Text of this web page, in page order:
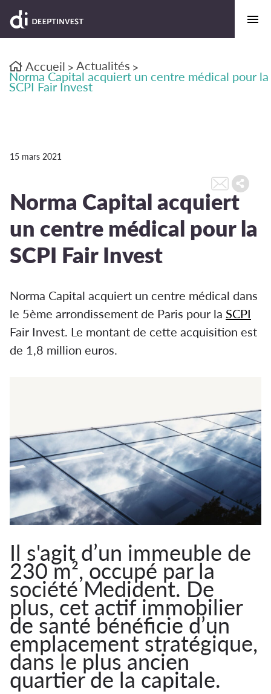
Accueil > Actualités >
Norma Capital acquiert un centre médical pour la
SCPI Fair Invest
15 mars 2021
Norma Capital acquiert
un centre médical pour la
SCPI Fair Invest
Norma Capital acquiert un centre médical dans
le 5ème arrondissement de Paris pour la SCPI
Fair Invest. Le montant de cette acquisition est
de 1,8 million euros.
Il s'agit d’un immeuble de
230 m², occupé par la
société Medident. De
plus, cet actif immobilier
de santé bénéficie d’un
emplacement stratégique,
dans le plus ancien
quartier de la capitale.